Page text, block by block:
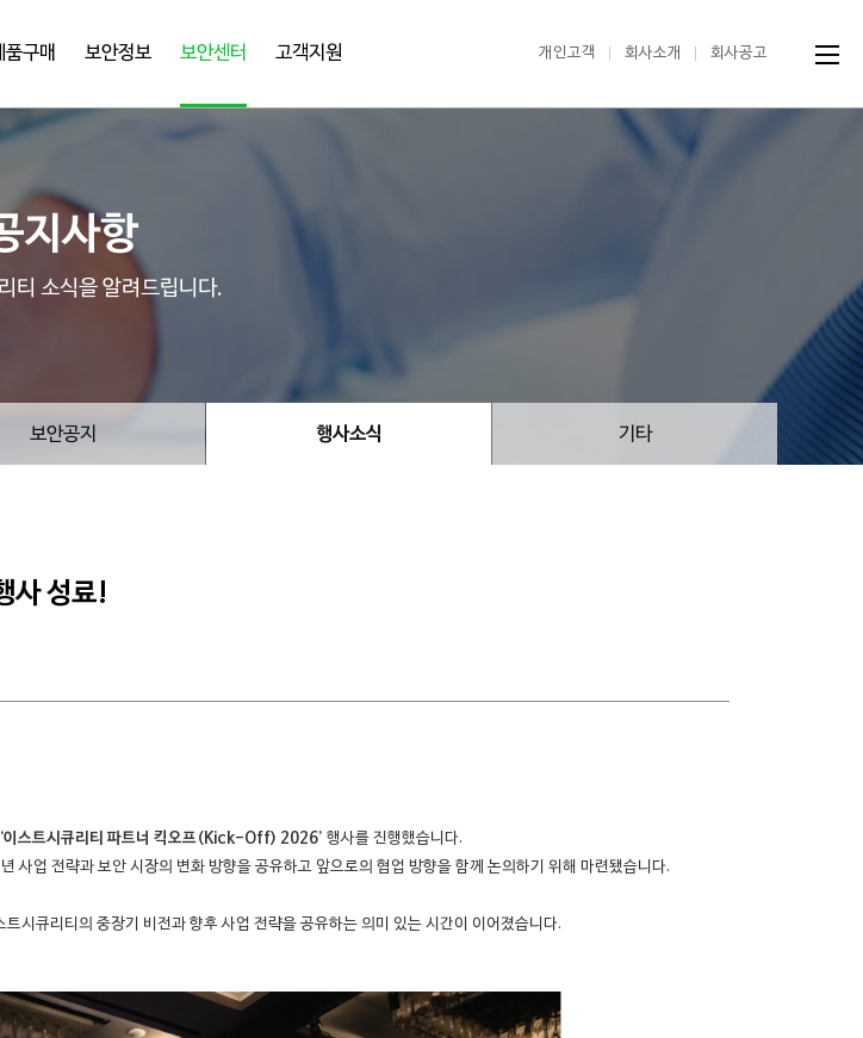
품구매 보안정보 보안센터 고객지원 개인고객 회사소개 회사공고
지사항
티 소식을 알려드립니다.
보안공지 행사소식 기타
사 성료!
‘이스트시큐리티 파트너 킥오프(Kick-Off) 2026’ 행사를 진행했습니다.
사업 전략과 보안 시장의 변화 방향을 공유하고 앞으로의 협업 방향을 함께 논의하기 위해 마련됐습니다.
시큐리티의 중장기 비전과 향후 사업 전략을 공유하는 의미 있는 시간이 이어졌습니다.